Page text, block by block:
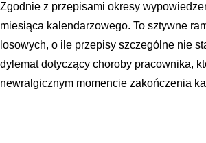
Zgodnie z przepisami okresy
miesiąca kalendarzowego. To sztywne
losowych, o ile przepisy szczególne nie
dylemat dotyczący choroby pracownika,
newralgicznym momencie zakończenia